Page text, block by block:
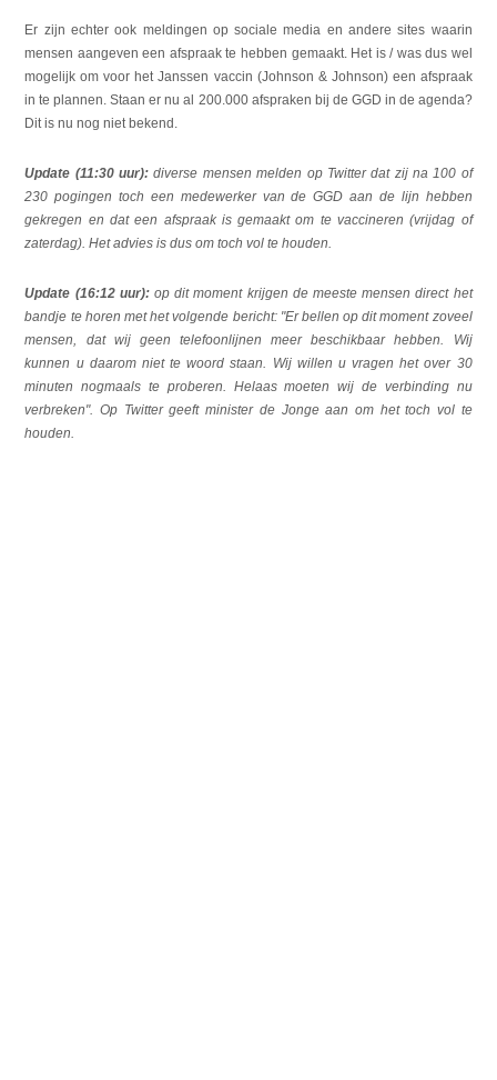
Er zijn echter ook meldingen op sociale media en andere sites waarin
mensen aangeven een afspraak te hebben gemaakt. Het is / was dus wel
mogelijk om voor het Janssen vaccin (Johnson & Johnson) een afspraak
in te plannen. Staan er nu al 200.000 afspraken bij de GGD in de agenda?
Dit is nu nog niet bekend.
Update (11:30 uur): diverse mensen melden op Twitter dat zij na 100 of
230 pogingen toch een medewerker van de GGD aan de lijn hebben
gekregen en dat een afspraak is gemaakt om te vaccineren (vrijdag of
zaterdag). Het advies is dus om toch vol te houden.
Update (16:12 uur):op dit moment krijgen de meeste mensen direct het
bandje te horen met het volgende bericht: "Er bellen op dit moment zoveel
mensen, dat wij geen telefoonlijnen meer beschikbaar hebben. Wij
kunnen u daarom niet te woord staan. Wij willen u vragen het over 30
minuten nogmaals te proberen. Helaas moeten wij de verbinding nu
verbreken". Op Twitter geeft minister de Jonge aan om het toch vol te
houden.